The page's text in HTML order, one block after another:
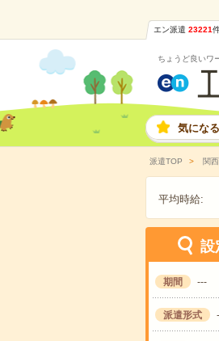
エン派遣 23221
ちょうど良いワ
気にな
派遣TOP 関西
平均時給:
設
期間 ---
派遣形式